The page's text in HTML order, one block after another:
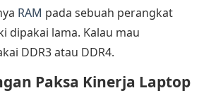
RAM pada sebuah perangkat
dipakai lama. Kalau mau
DDR3 atau DDR4.
Paksa Kinerja Laptop